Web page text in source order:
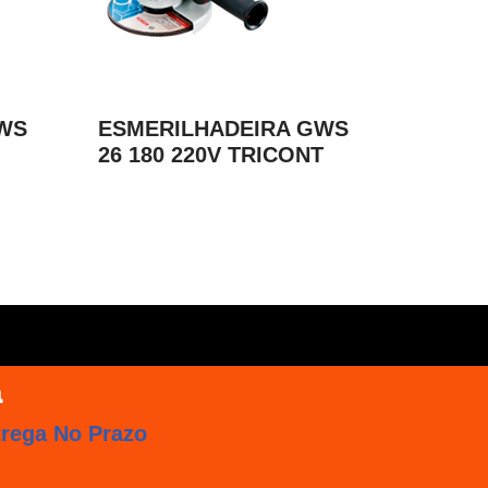
ESMERILHADEIRA GWS
26 180 220V TRICONT
No Prazo